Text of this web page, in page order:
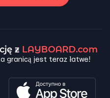
z LAYBOARD.com
granicą jest teraz łatwe!